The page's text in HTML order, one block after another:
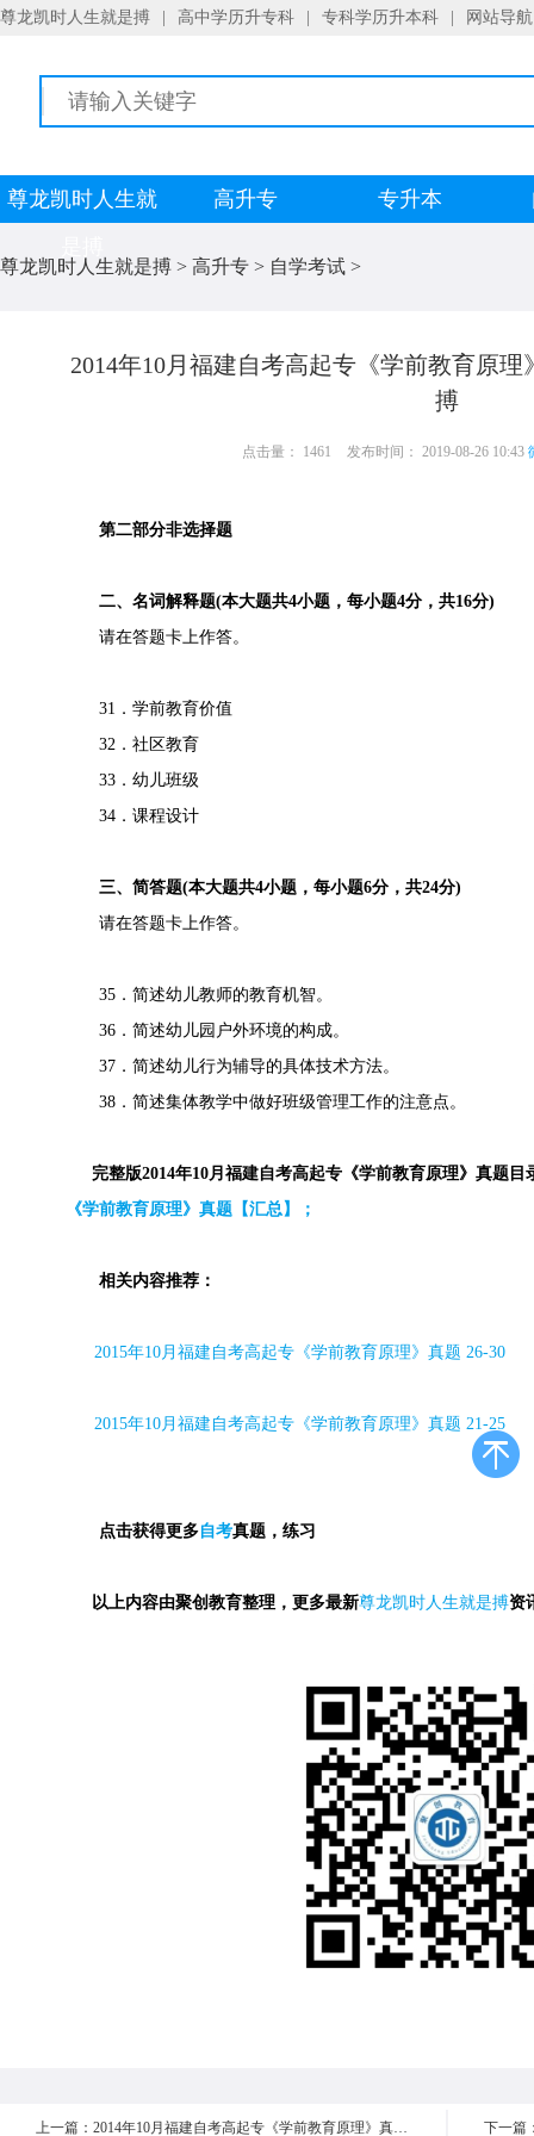
尊龙凯时人生就是搏 高中学历升专科 专科学历升本科 网站导航
尊龙凯时人生就
高升专 专升本
尊龙凯时人生就是搏 > 高升专 > 自学考试 >
2014年10月福建自考高起专《学前教育原
搏
点击量： 1461 发布时间： 2019-08-26 10:43
第二部分非选择题
二、名词解释题(本大题共4小题，每小题4分，共16分)
请在答题卡上作答。
31．学前教育价值
32．社区教育
33．幼儿班级
34．课程设计
三、简答题(本大题共4小题，每小题6分，共24分)
请在答题卡上作答。
35．简述幼儿教师的教育机智。
36．简述幼儿园户外环境的构成。
37．简述幼儿行为辅导的具体技术方法。
38．简述集体教学中做好班级管理工作的注意点。
完整版2014年10月福建自考高起专《学前教育原理》真题目
《学前教育原理》真题【汇总】；
相关内容推荐：
2015年10月福建自考高起专《学前教育原理》真题 26-30
2015年10月福建自考高起专《学前教育原理》真题 21-25
点击获得更多自考真题，练习
以上内容由聚创教育整理，更多最新尊龙凯时人生就是搏资
上一篇：2014年10月福建自考高起专《学前教育原理》真题 26-30